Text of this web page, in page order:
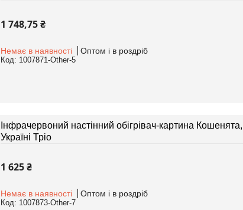
1 748,75 ₴
Немає в наявності Оптом і в роздріб
1007871-Other-5
Інфрачервоний настінний обігрівач-картина
Україні Тріо
1 625 ₴
Немає в наявності Оптом і в роздріб
1007873-Other-7